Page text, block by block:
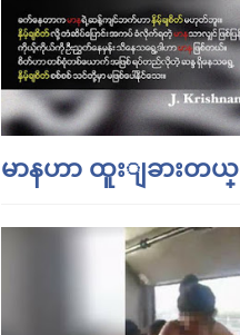
မာနဟာ ထူးျခားတယ္